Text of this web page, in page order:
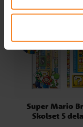
Super Mario
Skolset 5